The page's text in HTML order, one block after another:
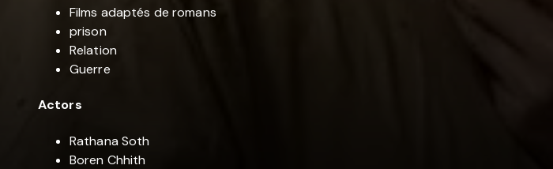
Films adaptés de romans
prison
Relation
Guerre
Actors
Rathana Soth
Boren Chhith